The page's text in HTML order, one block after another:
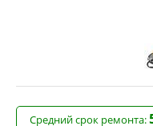
Средний срок ремонта: